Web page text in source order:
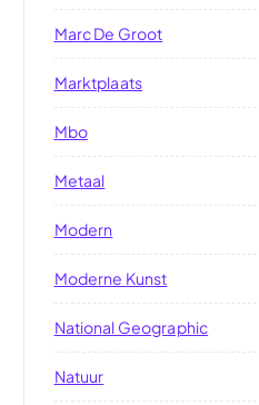
Marc De Groot
Marktplaats
Mbo
Metaal
Modern
Moderne Kunst
National Geographic
Natuur